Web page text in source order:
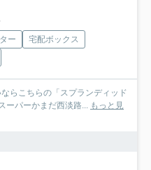
ー
宅配ボックス
らこちらの「スプランディッド
ーパーかまだ西淡路... もっと見